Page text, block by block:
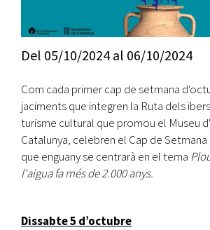
Del 05/10/2024 al 06/10/2024
Com cada primer cap de setmana
jaciments que integren la Ruta dels
turisme cultural que promou el Museu
Catalunya, celebren el Cap de
que enguany se centrarà en el tema
l'aigua fa més de 2.000 anys.
Dissabte 5 d’octubre